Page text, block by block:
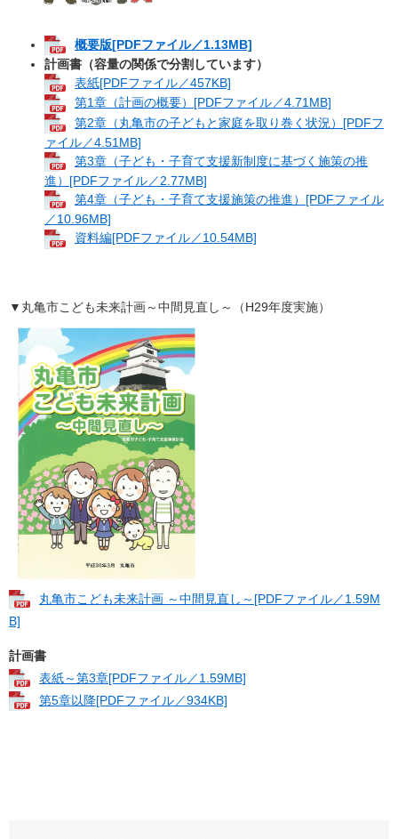
概要版[PDFファイル／1.13MB]
計画書（容量の関係で分割しています）
表紙[PDFファイル／457KB]
第1章（計画の概要）[PDFファイル／4.71MB]
第2章（丸亀市の子どもと家庭を取り巻く状況）[PDFフ
ァイル／4.51MB]
第3章（子ども・子育て支援新制度に基づく施策の推
進）[PDFファイル／2.77MB]
第4章（子ども・子育て支援施策の推進）[PDFファイル
／10.96MB]
資料編[PDFファイル／10.54MB]
▼丸亀市こども未来計画～中間見直し～（H29年度実施）
丸亀市こども未来計画 ～中間見直し～​[PDFファイル／1.59M
B]
計画書
表紙～第3章[PDFファイル／1.59MB]
第5章以降[PDFファイル／934KB]